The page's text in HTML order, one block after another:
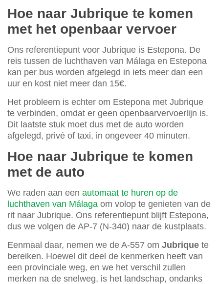
Hoe naar Jubrique te komen
met het openbaar vervoer
Ons referentiepunt voor Jubrique is Estepona. De
reis tussen de luchthaven van Málaga en Estepona
kan per bus worden afgelegd in iets meer dan een
uur en kost niet meer dan 15€.
Het probleem is echter om Estepona met Jubrique
te verbinden, omdat er geen openbaarvervoerlijn is.
Dit laatste stuk moet dus met de auto worden
afgelegd, privé of taxi, in ongeveer 40 minuten.
Hoe naar Jubrique te komen
met de auto
We raden aan een automaat te huren op de
luchthaven van Málaga om volop te genieten van de
rit naar Jubrique. Ons referentiepunt blijft Estepona,
dus we volgen de AP-7 (N-340) naar de kustplaats.
Eenmaal daar, nemen we de A-557 om Jubrique te
bereiken. Hoewel dit deel de kenmerken heeft van
een provinciale weg, en we het verschil zullen
merken na de snelweg, is het landschap, ondanks